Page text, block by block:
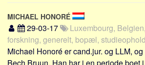
Steder
Kilder
Om
MICHAEL HONORÉ
29-03-17
Luxembourg,
forskning, generelt, bopæl, studieophold
Michael Honoré er cand.jur. og LLM,